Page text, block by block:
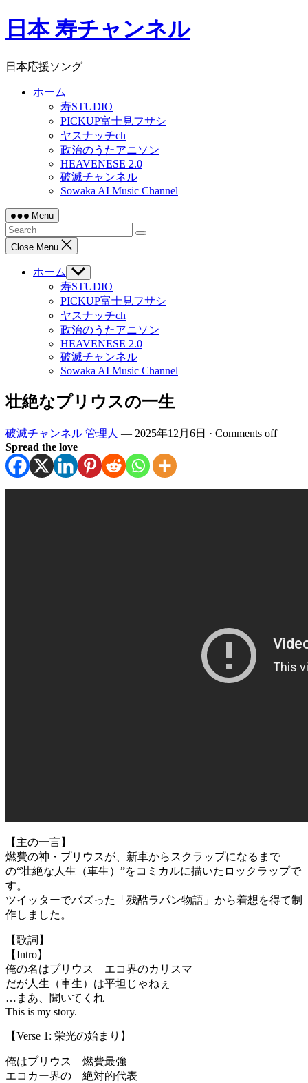
Skip
to日本 寿チャンネル
日本応援ソング
ホーム
寿STUDIO
PICKUP富士見フサシ
ヤスナッチch
政治のうたアニソン
HEAVENESE 2.0
破滅チャンネル
Sowaka AI Music Channel
Menu
Close Menu
ホーム
Show
sub
menu
寿STUDIO
PICKUP富士見フサシ
ヤスナッチch
政治のうたアニソン
HEAVENESE 2.0
破滅チャンネル
Sowaka AI Music Channel
壮絶なプリウスの一生
破滅チャンネル 管理人 — 2025年12月6日 · Comments off
Spread the love
【主の一言】
燃費の神・プリウスが、新車からスクラップになるまで
の“壮絶な人生（車生）”をコミカルに描いたロックラップで
す。
ツイッターでバズった「残酷ラパン物語」から着想を得て制
作しました。
【歌詞】
【Intro】
俺の名はプリウス エコ界のカリスマ
だが人生（車生）は平坦じゃねぇ
…まあ、聞いてくれ
This is my story.
【Verse 1: 栄光の始まり】
俺はプリウス 燃費最強
エコカー界の 絶対的代表